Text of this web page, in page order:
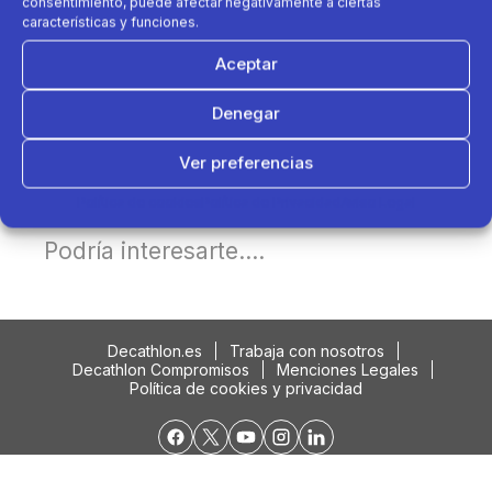
características y funciones.
Aceptar
Denegar
Ver preferencias
Podría interesarte....
Decathlon.es
Trabaja con nosotros
Decathlon Compromisos
Menciones Legales
Política de cookies y privacidad